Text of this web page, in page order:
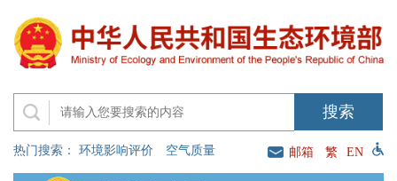
热门搜索： 环境影响评价 空气质量 邮箱 繁 EN